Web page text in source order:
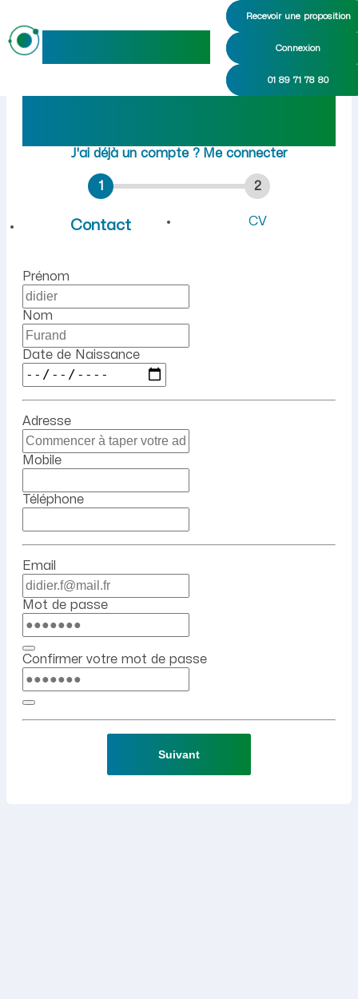
Recevoir une proposition
Connexion
01 89 71 78 80
Emploi à Lagnieu (Ain) :
Rejoindre maideoà
J'ai déjà un compte ? Me connecter
1
Contact
2
CV
Prénom
Nom
Date de Naissance
Adresse
Mobile
Téléphone
Email
Mot de passe
Confirmer votre mot de passe
Suivant